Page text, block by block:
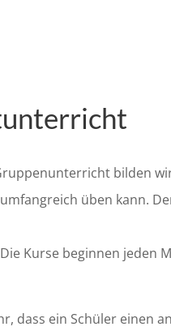
bilden
üben kann.
Kurse beginnen jeden
dass ein Schüler einen